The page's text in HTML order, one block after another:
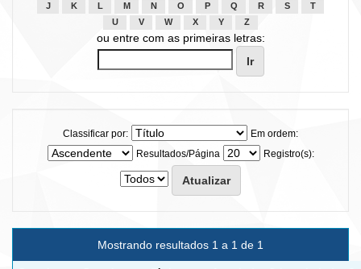
J
K L M N O P Q R S
T
U
V W X Y Z
ou entre com as primeiras letras:
Classificar por:
Em ordem:
Resultados/Página
Registro(s):
Mostrando resultados 1 a 1 de 1